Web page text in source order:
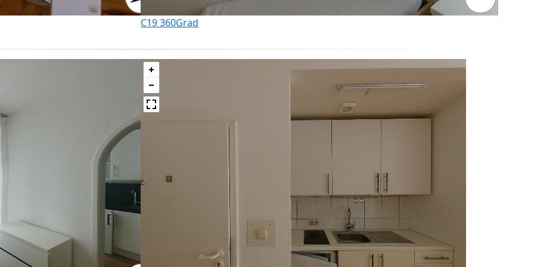
C19 360Grad